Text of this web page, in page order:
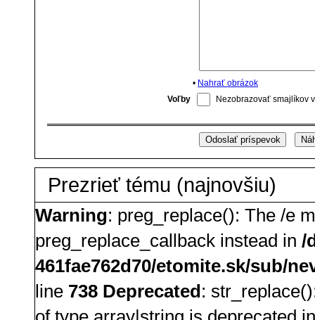
• Nahrať obrázok
Voľby
Nezobrazovať smajlíkov
Prezrieť tému (najnovšiu)
Warning: preg_replace(): The /e
preg_replace_callback instead in /
461fae762d70/etomite.sk/sub/
line 738 Deprecated: